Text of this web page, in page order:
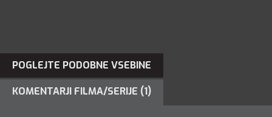
POGLEJTE PODOBNE VSEBINE
KOMENTARJI FILMA/SERIJE (1)